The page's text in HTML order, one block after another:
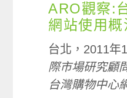
ARO觀察:
網站使用概
台北，2011年
際市場研究顧
台灣購物中心